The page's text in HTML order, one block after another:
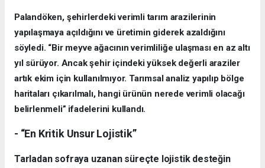
Palandöken, şehirlerdeki verimli tarım arazilerinin
yapılaşmaya açıldığını ve üretimin giderek azaldığını
söyledi. “Bir meyve ağacının verimliliğe ulaşması en az altı
yıl sürüyor. Ancak şehir içindeki yüksek değerli araziler
artık ekim için kullanılmıyor. Tarımsal analiz yapılıp bölge
haritaları çıkarılmalı, hangi ürünün nerede verimli olacağı
belirlenmeli” ifadelerini kullandı.
- “En Kritik Unsur Lojistik”
Tarladan sofraya uzanan süreçte lojistik desteğin